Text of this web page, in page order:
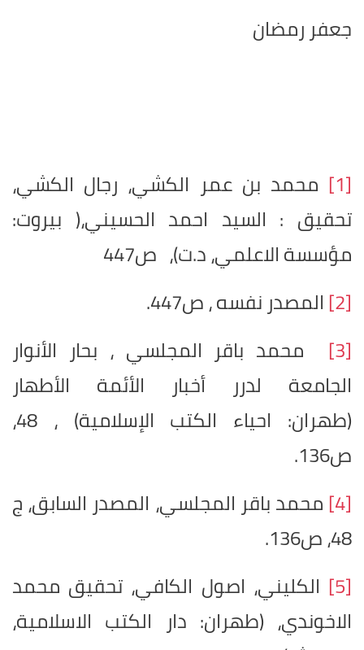
جعفر رمضان
[1] محمد بن عمر الكشي، رجال الكشي،
تحقيق : السيد احمد الحسيني،( بيروت:
مؤسسة الاعلمي، د.ت)، ص447
[2] المصدر نفسه ، ص447.
[3] محمد باقر المجلسي ، بحار الأنوار
الجامعة لدرر أخبار الأئمة الأطهار
(طهران: احياء الكتب الإسلامية) ، 48،
ص136.
[4] محمد باقر المجلسي، المصدر السابق، ج
48، ص136.
[5] الكليني، اصول الكافي، تحقيق محمد
الاخوندي، (طهران: دار الكتب الاسلامية،